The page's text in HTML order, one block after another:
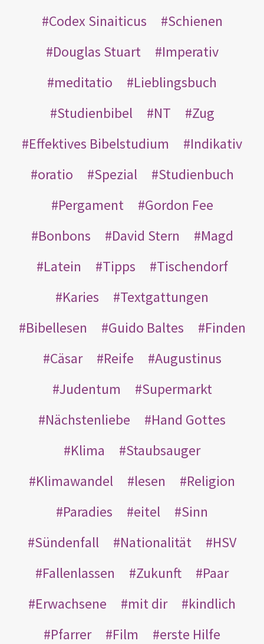
Codex Sinaiticus
Schienen
Douglas Stuart
Imperativ
meditatio
Lieblingsbuch
Studienbibel
NT
Zug
Effektives Bibelstudium
Indikativ
oratio
Spezial
Studienbuch
Pergament
Gordon Fee
Bonbons
David Stern
Magd
Latein
Tipps
Tischendorf
Karies
Textgattungen
Bibellesen
Guido Baltes
Finden
Cäsar
Reife
Augustinus
Judentum
Supermarkt
Nächstenliebe
Hand Gottes
Klima
Staubsauger
Klimawandel
lesen
Religion
Paradies
eitel
Sinn
Sündenfall
Nationalität
HSV
Fallenlassen
Zukunft
Paar
Erwachsene
mit dir
kindlich
Pfarrer
Film
erste Hilfe